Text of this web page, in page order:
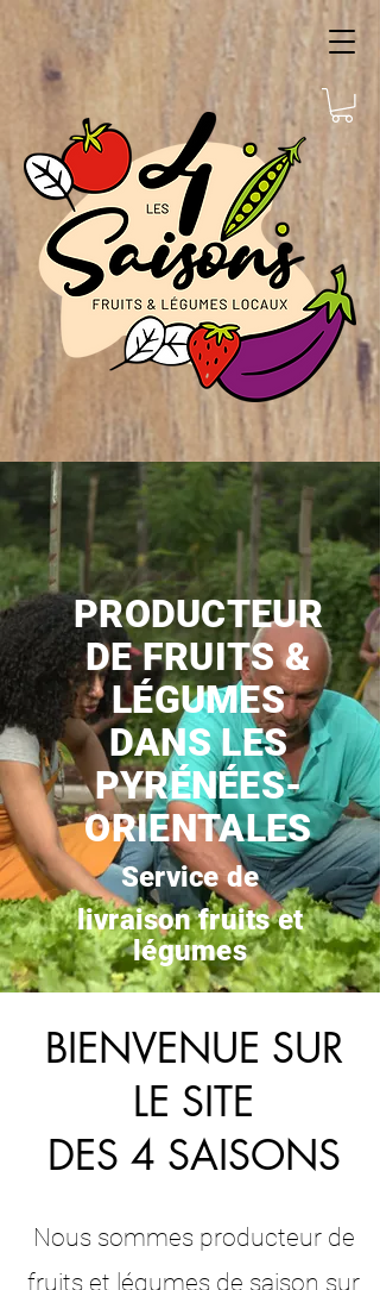
PRODUCTEUR
DE FRUITS &
LÉGUMES
DANS LES
PYRÉNÉES-
ORIENTALES
Service de
livraison fruits et
légumes
BIENVENUE SUR
LE SITE
DES 4 SAISONS
Nous sommesproducteur de
fruits et l égumes de saison sur